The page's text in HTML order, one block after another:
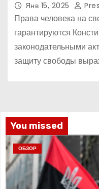
Янв 15, 2025
Права человека на
гарантируются
законодательными
защиту свободы
You missed
ОБЗОР